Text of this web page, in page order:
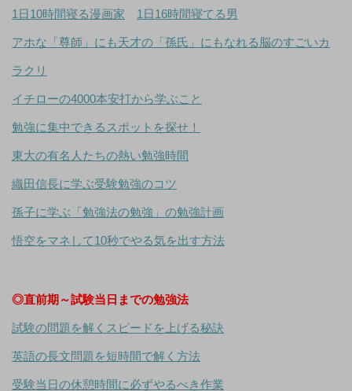
1日10時間寝る漫画家 1日16時間寝てる男
アホな「尊師」にも天才の「孫氏」にもなれる脳のすごいカ
ラクリ
イチローの4000本安打から学ぶこと
勉強に集中できるスポットを探せ！
東大の有名人たちの熱い勉強時間
織田信長に学ぶ受験勉強のコツ
孫子に学ぶ「勉強法の勉強」の勉強計画
悟空をマネして10秒でやる気を出す方法
◎直前期～試験当日までの勉強法
試験の問題を解くスピードを上げる秘訣
英語の長文問題を短時間で解く方法
受験当日の休憩時間に必ずやるべき作業